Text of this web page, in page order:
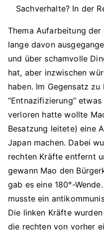
Sachverhalte? In der
Thema Aufarbeitung
lange davon
und über schamvolle
hat, aber inzwischen
haben. Im Gegensatz
“Entnazifizierung”
verloren hatte wollte
Besatzung leitete) eine
Japan machen. Dabei
rechten Kräfte entfernt
gewann Mao den
gab es eine 180°-
musste ein
Die linken Kräfte
die rechten von vorher